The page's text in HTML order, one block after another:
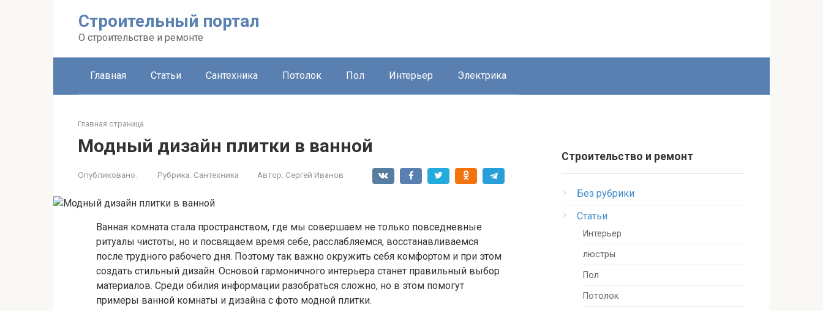
Строительный портал
О строительстве и ремонте
Главная Статьи Сантехника Потолок Пол Интерьер Электрика
Главная страница
Модный дизайн плитки в ванной
Опубликовано: Рубрика: Сантехника Автор: Сергей Иванов
Ванная комната стала пространством, где мы совершаем не только повседневные
ритуалы чистоты, но и посвящаем время себе, расслабляемся, восстанавливаемся
после трудного рабочего дня. Поэтому так важно окружить себя комфортом и при этом
создать стильный дизайн. Основой гармоничного интерьера станет правильный выбор
материалов. Среди обилия информации разобраться сложно, но в этом помогут
примеры ванной комнаты и дизайна с фото модной плитки.
Строительство и ремонт
Без рубрики
Статьи
Интерьер
люстры
Пол
Потолок